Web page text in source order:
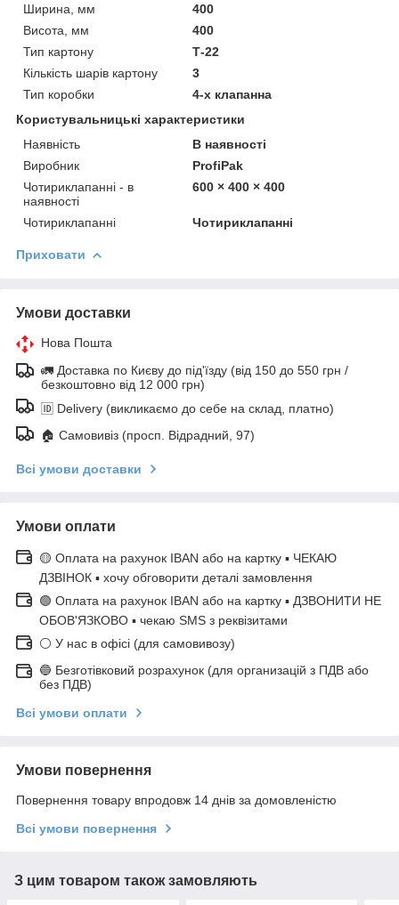
Ширина, мм
400
Висота, мм
400
Тип картону
Т-22
Кількість шарів картону
3
Тип коробки
4-х клапанна
Користувальницькі характеристики
Наявність
В наявності
Виробник
ProfiPak
Чотириклапанні - в
наявності
600 × 400 × 400
Чотириклапанні Чотириклапанні
Приховати
Умови доставки
Нова Пошта
🚛 Доставка по Києву до під'їзду (від 150 до 550 грн /
безкоштовно від 12 000 грн)
🆔 Delivery (викликаємо до себе на склад, платно)
🏠 Самовивіз (просп. Відрадний, 97)
Всі умови доставки
Умови оплати
🟡 Оплата на рахунок IBAN або на картку ▪ ЧЕКАЮ
ДЗВІНОК ▪ хочу обговорити деталі замовлення
🟢 Оплата на рахунок IBAN або на картку ▪ ДЗВОНИТИ НЕ
ОБОВ'ЯЗКОВО ▪ чекаю SMS з реквізитами
⚪ У нас в офісі (для самовивозу)
🔵 Безготівковий розрахунок (для организацій з ПДВ або
без ПДВ)
Всі умови оплати
Умови повернення
Повернення товару впродовж 14 днів за домовленістю
Всі умови повернення
З цим товаром також замовляють